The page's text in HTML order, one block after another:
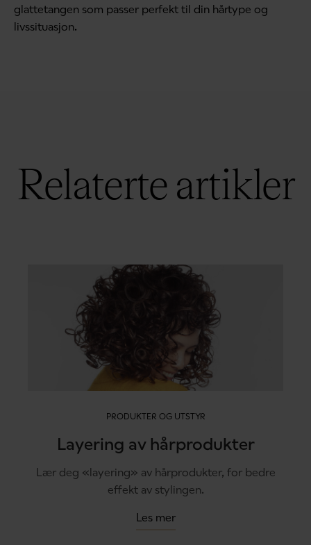
glattetangen som passer perfekt til din hårtype og
livssituasjon.
Relaterte artikler
PRODUKTER OG UTSTYR
Layering av hårprodukter
Lær deg «layering» av hårprodukter, for bedre
effekt av stylingen.
Les mer